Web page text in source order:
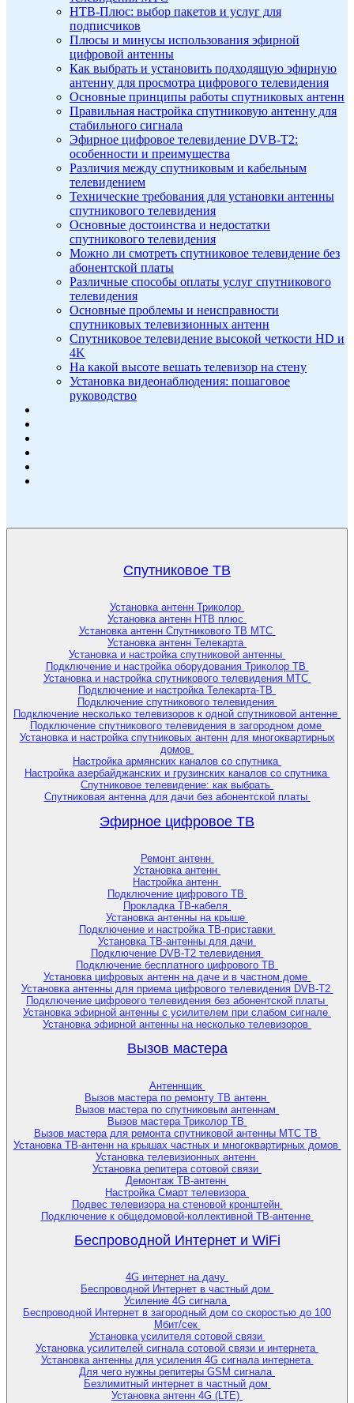
НТВ-Плюс: выбор пакетов и услуг для
подписчиков
Плюсы и минусы использования эфирной
цифровой антенны
Как выбрать и установить подходящую эфирную
антенну для просмотра цифрового телевидения
Основные принципы работы спутниковых антенн
Правильная настройка спутниковую антенну для
стабильного сигнала
Эфирное цифровое телевидение DVB-T2:
особенности и преимущества
Различия между спутниковым и кабельным
телевидением
Технические требования для установки антенны
спутникового телевидения
Основные достоинства и недостатки
спутникового телевидения
Можно ли смотреть спутниковое телевидение без
абонентской платы
Различные способы оплаты услуг спутникового
телевидения
Основные проблемы и неисправности
спутниковых телевизионных антенн
Спутниковое телевидение высокой четкости HD и
4K
На какой высоте вешать телевизор на стену
Установка видеонаблюдения: пошаговое
руководство
Спутниковое ТВ
Установка антенн Триколор
Установка антенн НТВ плюс
Установка антенн Спутникового ТВ МТС
Установка антенн Телекарта
Установка и настройка спутниковой антенны
Подключение и настройка оборудования Триколор ТВ
Установка и настройка спутникового телевидения МТС
Подключение и настройка Телекарта-ТВ
Подключение спутникового телевидения
Подключение несколько телевизоров к одной спутниковой антенне
Подключение спутникового телевидения в загородном доме
Установка и настройка спутниковых антенн для многоквартирных
домов
Настройка армянских каналов со спутника
Настройка азербайджанских и грузинских каналов со спутника
Спутниковое телевидение: как выбрать
Спутниковая антенна для дачи без абонентской платы
Эфирное цифровое ТВ
Ремонт антенн
Установка антенн
Настройка антенн
Подключение цифрового ТВ
Прокладка ТВ-кабеля
Установка антенны на крыше
Подключение и настройка ТВ-приставки
Установка ТВ-антенны для дачи
Подключение DVB-T2 телевидения
Подключение бесплатного цифрового ТВ
Установка цифровых антенн на даче и в частном доме
Установка антенны для приема цифрового телевидения DVB-T2
Подключение цифрового телевидения без абонентской платы
Установка эфирной антенны с усилителем при слабом сигнале
Установка эфирной антенны на несколько телевизоров
Вызов мастера
Антеннщик
Вызов мастера по ремонту ТВ антенн
Вызов мастера по спутниковым антеннам
Вызов мастера Триколор ТВ
Вызов мастера для ремонта спутниковой антенны МТС ТВ
Установка ТВ-антенн на крышах частных и многоквартирных домов
Установка телевизионных антенн
Установка репитера сотовой связи
Демонтаж ТВ-антенн
Настройка Смарт телевизора
Подвес телевизора на стеновой кронштейн
Подключение к общедомовой-коллективной ТВ-антенне
Беспроводной Интернет и WiFi
4G интернет на дачу
Беспроводной Интернет в частный дом
Усиление 4G сигнала
Беспроводной Интернет в загородный дом со скоростью до 100
Мбит/сек
Установка усилителя сотовой связи
Установка усилителей сигнала сотовой связи и интернета
Установка антенны для усиления 4G сигнала интернета
Для чего нужны репитеры GSM сигнала
Безлимитный интернет в частный дом
Установка антенн 4G (LTE)